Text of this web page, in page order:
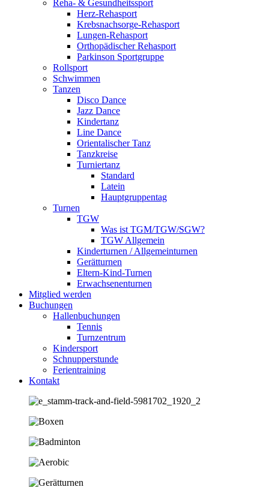
Reha- & Gesundheitssport
Herz-Rehasport
Krebsnachsorge-Rehasport
Lungen-Rehasport
Orthopädischer Rehasport
Parkinson Sportgruppe
Rollsport
Schwimmen
Tanzen
Disco Dance
Jazz Dance
Kindertanz
Line Dance
Orientalischer Tanz
Tanzkreise
Turniertanz
Standard
Latein
Hauptgruppentag
Turnen
TGW
Was ist TGM/TGW/SGW?
TGW Allgemein
Kinderturnen / Allgemeinturnen
Gerätturnen
Eltern-Kind-Turnen
Erwachsenenturnen
Mitglied werden
Buchungen
Hallenbuchungen
Tennis
Turnzentrum
Kindersport
Schnupperstunde
Ferientraining
Kontakt